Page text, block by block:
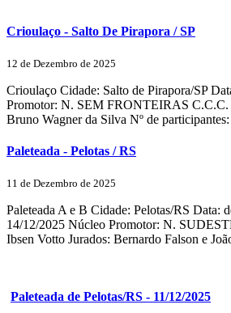
Crioulaço - Salto De Pirapora / SP
12 de Dezembro de 2025
Crioulaço Cidade: Salto de Pirapora/SP
Promotor: N. SEM FRONTEIRAS C.C.C.
Bruno Wagner da Silva Nº de
Paleteada - Pelotas / RS
11 de Dezembro de 2025
Paleteada A e B Cidade: Pelotas/RS Data:
14/12/2025 Núcleo Promotor: N.
Ibsen Votto Jurados: Bernardo Falson e
Paleteada de Pelotas/RS - 11/12/2025